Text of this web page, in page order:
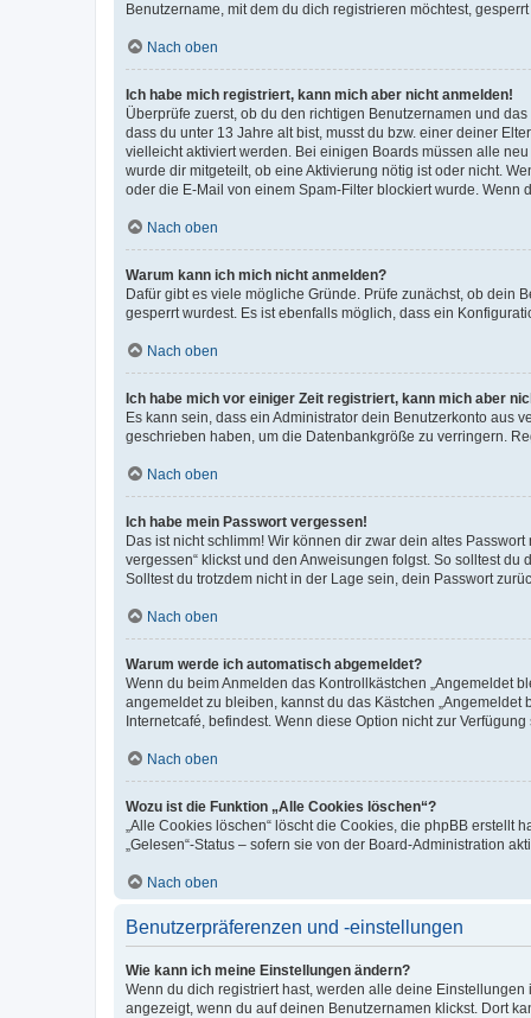
Benutzername, mit dem du dich registrieren möchtest,
Nach oben
Ich habe mich registriert, kann mich aber nicht anmelden!
Überprüfe zuerst, ob du den richtigen Benutzernamen und
dass du unter 13 Jahre alt bist, musst du bzw. einer deiner
vielleicht aktiviert werden. Bei einigen Boards müssen alle
wurde dir mitgeteilt, ob eine Aktivierung nötig ist oder nicht.
oder die E-Mail von einem Spam-Filter blockiert wurde.
Nach oben
Warum kann ich mich nicht anmelden?
Dafür gibt es viele mögliche Gründe. Prüfe zunächst, ob dein
gesperrt wurdest. Es ist ebenfalls möglich, dass ein
Nach oben
Ich habe mich vor einiger Zeit registriert, kann mich aber
Es kann sein, dass ein Administrator dein Benutzerkonto aus
geschrieben haben, um die Datenbankgröße zu verringern.
Nach oben
Ich habe mein Passwort vergessen!
Das ist nicht schlimm! Wir können dir zwar dein altes
vergessen“ klickst und den Anweisungen folgst. So solltest
Solltest du trotzdem nicht in der Lage sein, dein Passwort
Nach oben
Warum werde ich automatisch abgemeldet?
Wenn du beim Anmelden das Kontrollkästchen „Angemeldet
angemeldet zu bleiben, kannst du das Kästchen
Internetcafé, befindest. Wenn diese Option nicht zur
Nach oben
Wozu ist die Funktion „Alle Cookies löschen“?
„Alle Cookies löschen“ löscht die Cookies, die phpBB
„Gelesen“-Status – sofern sie von der Board-Administration
Nach oben
Benutzerpräferenzen und -einstellungen
Wie kann ich meine Einstellungen ändern?
Wenn du dich registriert hast, werden alle deine
angezeigt, wenn du auf deinen Benutzernamen klickst. Dort